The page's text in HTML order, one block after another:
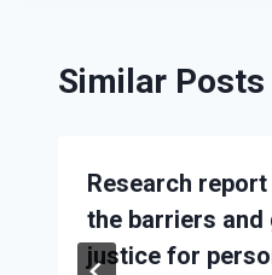
Similar Posts
Research
the barriers
justice for